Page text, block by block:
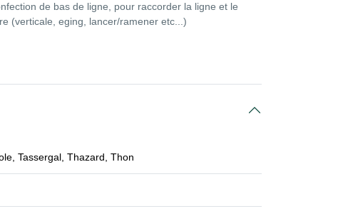
de bas de ligne, pour raccorder la ligne et le
(verticale, eging, lancer/ramener etc...)
Tassergal, Thazard, Thon